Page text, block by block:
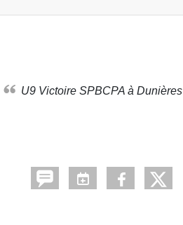
U9 Victoire SPBCPA à Dunières